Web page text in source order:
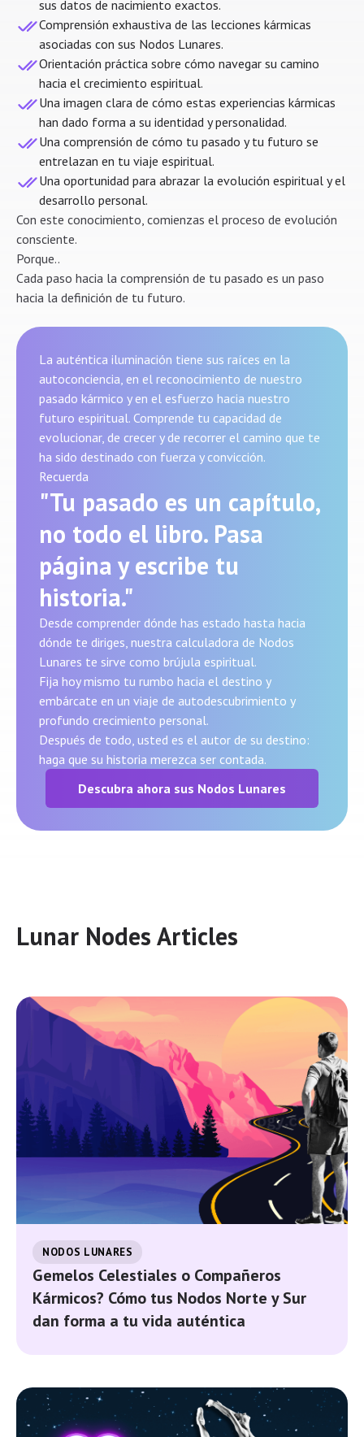
sus datos de nacimiento exactos.
Comprensión exhaustiva de las lecciones kármicas
asociadas con sus Nodos Lunares.
Orientación práctica sobre cómo navegar su camino
hacia el crecimiento espiritual.
Una imagen clara de cómo estas experiencias kármicas
han dado forma a su identidad y personalidad.
Una comprensión de cómo tu pasado y tu futuro se
entrelazan en tu viaje espiritual.
Una oportunidad para abrazar la evolución espiritual y el
desarrollo personal.
Con este conocimiento, comienzas el proceso de evolución
consciente.
Porque..
Cada paso hacia la comprensión de tu pasado es un paso
hacia la definición de tu futuro.
La auténtica iluminación tiene sus raíces en la
autoconciencia, en el reconocimiento de nuestro
pasado kármico y en el esfuerzo hacia nuestro
futuro espiritual. Comprende tu capacidad de
evolucionar, de crecer y de recorrer el camino que te
ha sido destinado con fuerza y convicción.
Recuerda
"Tu pasado es un capítulo,
no todo el libro. Pasa
página y escribe tu
historia."
Desde comprender dónde has estado hasta hacia
dónde te diriges, nuestra calculadora de Nodos
Lunares te sirve como brújula espiritual.
Fija hoy mismo tu rumbo hacia el destino y
embárcate en un viaje de autodescubrimiento y
profundo crecimiento personal.
Después de todo, usted es el autor de su destino:
haga que su historia merezca ser contada.
Descubra ahora sus Nodos Lunares
Lunar Nodes Articles
NODOS LUNARES
Gemelos Celestiales o Compañeros
Kármicos? Cómo tus Nodos Norte y Sur
dan forma a tu vida auténtica